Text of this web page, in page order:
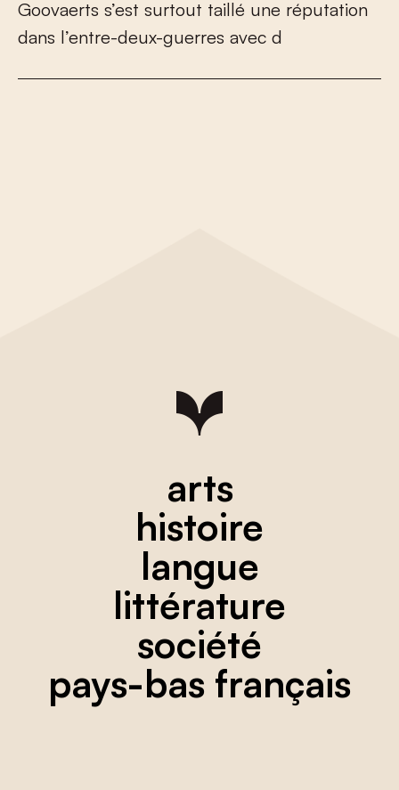
Goovaerts s’est surtout taillé une réputation
dans l’entre-deux-guerres avec d
arts
histoire
langue
littérature
société
pays-bas français